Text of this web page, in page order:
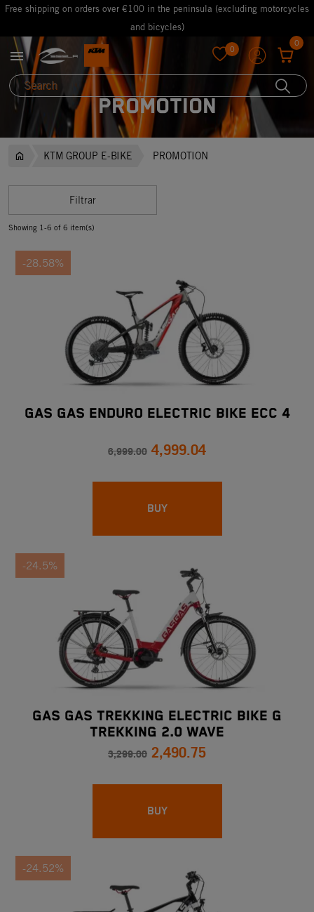
Free shipping on orders over €100 in the peninsula (excluding motorcycles
and bicycles)
 0
0
PROMOTION
KTM GROUP E-BIKE PROMOTION
Filtrar
Showing 1-6 of 6 item(s)
-28.58%
GAS GAS ENDURO ELECTRIC BIKE ECC 4
6,999.00 4,999.04
BUY
-24.5%
GAS GAS TREKKING ELECTRIC BIKE G
TREKKING 2.0 WAVE
3,299.00 2,490.75
BUY
-24.52%